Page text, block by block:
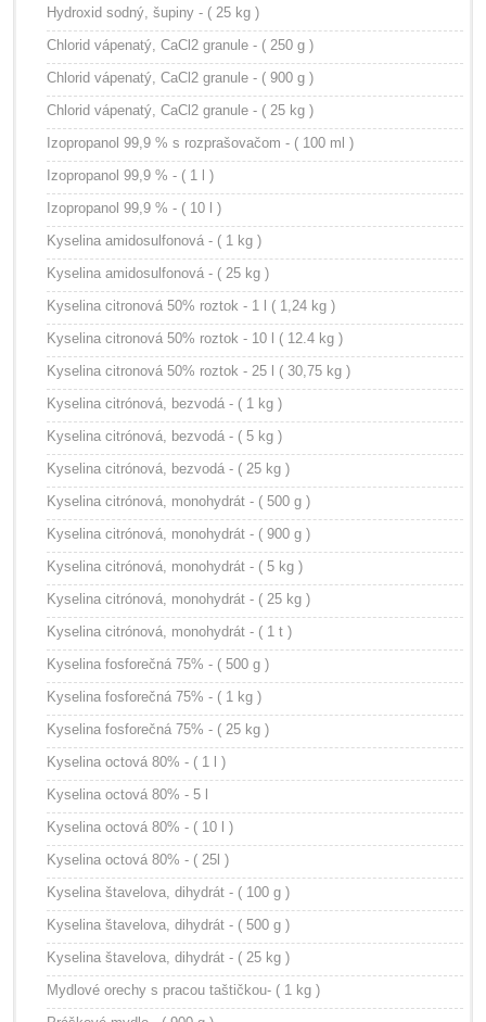
Hydroxid sodný, šupiny - ( 25 kg )
Chlorid vápenatý, CaCl2 granule - ( 250 g )
Chlorid vápenatý, CaCl2 granule - ( 900 g )
Chlorid vápenatý, CaCl2 granule - ( 25 kg )
Izopropanol 99,9 % s rozprašovačom - ( 100 ml )
Izopropanol 99,9 % - ( 1 l )
Izopropanol 99,9 % - ( 10 l )
Kyselina amidosulfonová - ( 1 kg )
Kyselina amidosulfonová - ( 25 kg )
Kyselina citronová 50% roztok - 1 l ( 1,24 kg )
Kyselina citronová 50% roztok - 10 l ( 12.4 kg )
Kyselina citronová 50% roztok - 25 l ( 30,75 kg )
Kyselina citrónová, bezvodá - ( 1 kg )
Kyselina citrónová, bezvodá - ( 5 kg )
Kyselina citrónová, bezvodá - ( 25 kg )
Kyselina citrónová, monohydrát - ( 500 g )
Kyselina citrónová, monohydrát - ( 900 g )
Kyselina citrónová, monohydrát - ( 5 kg )
Kyselina citrónová, monohydrát - ( 25 kg )
Kyselina citrónová, monohydrát - ( 1 t )
Kyselina fosforečná 75% - ( 500 g )
Kyselina fosforečná 75% - ( 1 kg )
Kyselina fosforečná 75% - ( 25 kg )
Kyselina octová 80% - ( 1 l )
Kyselina octová 80% - 5 l
Kyselina octová 80% - ( 10 l )
Kyselina octová 80% - ( 25l )
Kyselina štavelova, dihydrát - ( 100 g )
Kyselina štavelova, dihydrát - ( 500 g )
Kyselina štavelova, dihydrát - ( 25 kg )
Mydlové orechy s pracou taštičkou- ( 1 kg )